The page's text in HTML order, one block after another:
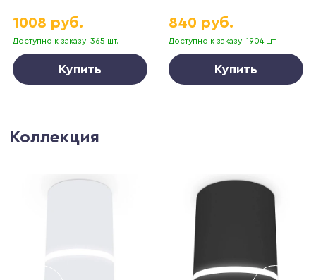
Доступно к заказу: 365 шт.
1008 руб.
Купить
Доступно к заказу: 1904 шт.
840 руб.
Купить
Коллекция